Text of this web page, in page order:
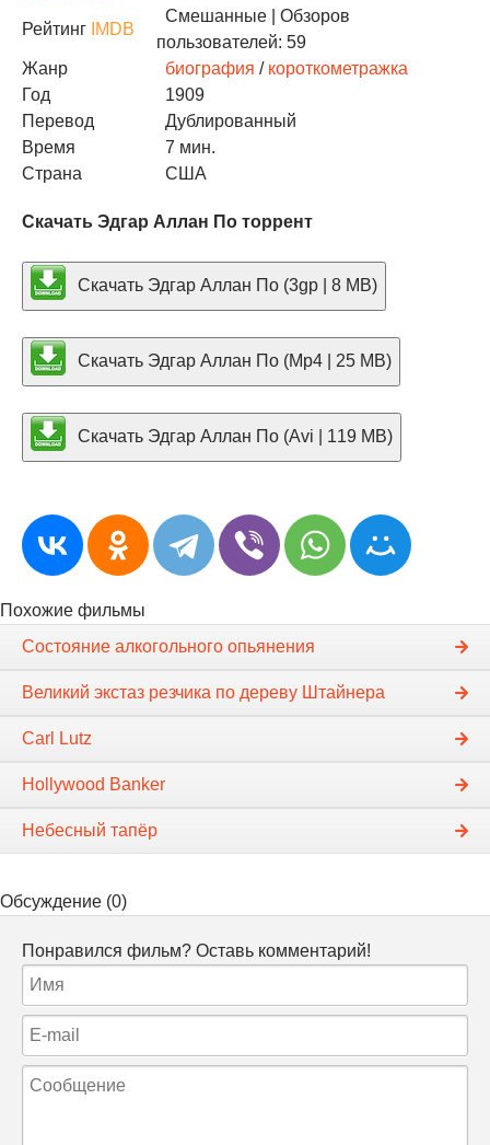
Рейтинг IMDB
Смешанные | Обзоров
пользователей: 59
Жанр
биография / короткометражка
Год
1909
Перевод
Дублированный
Время
7 мин.
Страна
США
Скачать Эдгар Аллан По торрент
Скачать Эдгар Аллан По (3gp | 8 MB)
Скачать Эдгар Аллан По (Mp4 | 25 MB)
Скачать Эдгар Аллан По (Avi | 119 MB)
Похожие фильмы
Состояние алкогольного опьянения
Великий экстаз резчика по дереву Штайнера
Carl Lutz
Hollywood Banker
Небесный тапёр
Обсуждение (0)
Понравился фильм? Оставь комментарий!